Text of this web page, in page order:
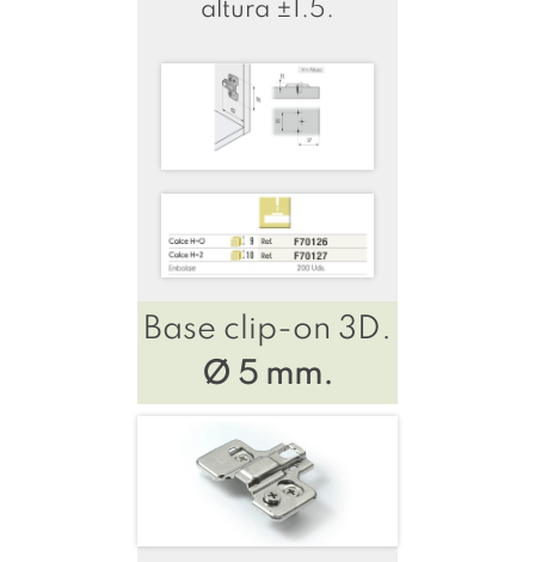
altura ±1.5.
Base clip-on 3D.
Ø 5 mm.